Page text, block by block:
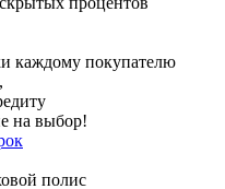
каждому покупателю
на выбор!
полис